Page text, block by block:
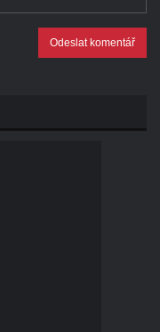
Odeslat komentář